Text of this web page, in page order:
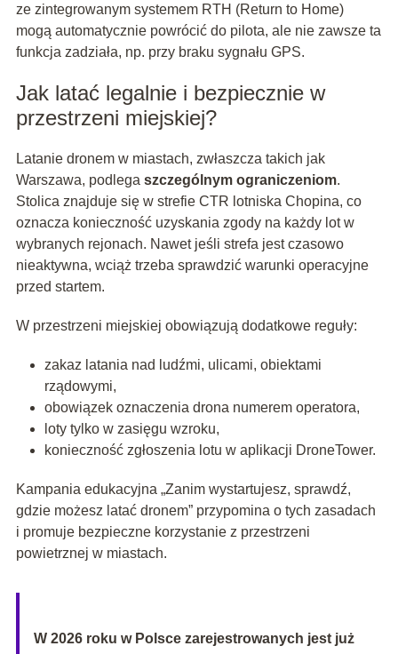
ze zintegrowanym systemem RTH (Return to Home)
mogą automatycznie powrócić do pilota, ale nie zawsze ta
funkcja zadziała, np. przy braku sygnału GPS.
Jak latać legalnie i bezpiecznie w
przestrzeni miejskiej?
Latanie dronem w miastach, zwłaszcza takich jak
Warszawa, podlega szczególnym ograniczeniom.
Stolica znajduje się w strefie CTR lotniska Chopina, co
oznacza konieczność uzyskania zgody na każdy lot w
wybranych rejonach. Nawet jeśli strefa jest czasowo
nieaktywna, wciąż trzeba sprawdzić warunki operacyjne
przed startem.
W przestrzeni miejskiej obowiązują dodatkowe reguły:
zakaz latania nad ludźmi, ulicami, obiektami
rządowymi,
obowiązek oznaczenia drona numerem operatora,
loty tylko w zasięgu wzroku,
konieczność zgłoszenia lotu w aplikacji DroneTower.
Kampania edukacyjna „Zanim wystartujesz, sprawdź,
gdzie możesz latać dronem” przypomina o tych zasadach
i promuje bezpieczne korzystanie z przestrzeni
powietrznej w miastach.
W 2026 roku w Polsce zarejestrowanych jest już